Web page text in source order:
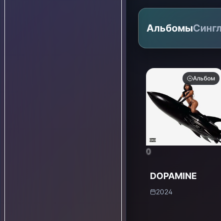
Альбомы
Альбом
0
DOPAMINE
2024